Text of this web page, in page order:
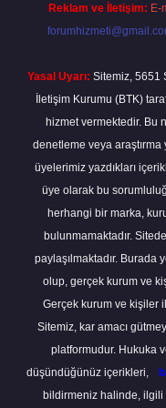
Reklam ve İletişim: E-
Yasal Uyarı: Sitemiz, 5651
İletişim Kurumu (BTK)
hizmet vermektedir. Bu
denetleme veya
üyelerimiz yazdıkları
üye olarak bu
herhangi bir marka,
bulunmamaktadır.
paylaşılmaktadır. Burada
olup, gerçek kurum ve
Gerçek kurum ve kişiler
Sitemiz, kar amacı
platformudur. Hukuka
düşündüğünüz içerikleri,
bildirmeniz halinde,